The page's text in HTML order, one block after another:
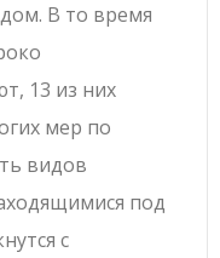
В то время
13 из них
мер по
видов
под
с